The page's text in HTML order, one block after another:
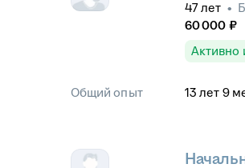
47лет •
60 000 ₽
Активно
Общий опыт 13 лет 9